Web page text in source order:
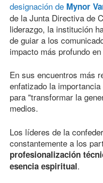
designación de Mynor
de la Junta Directiva de
liderazgo, la institución
de guiar a los
impacto más profundo
En sus encuentros más
enfatizado la
para "transformar la
medios.
Los líderes de la
constantemente a los
profesionalización
esencia espiritual.